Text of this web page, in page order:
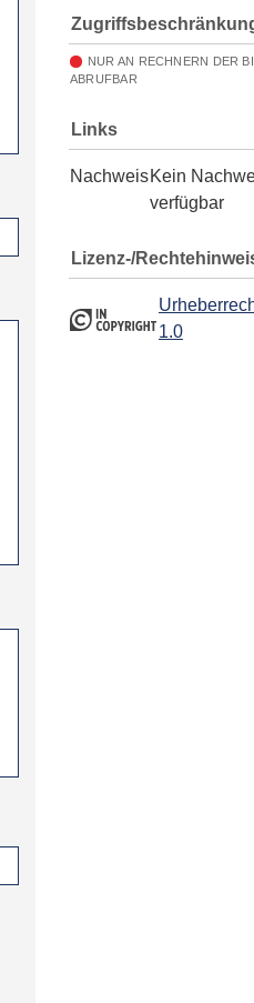
NUR AN RECHNERN DER
ABRUFBAR
Links
NachweisKein
verfügbar
Lizenz-/
1.0